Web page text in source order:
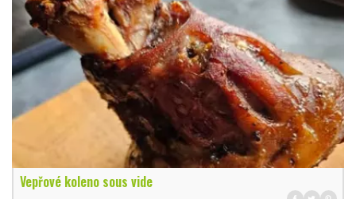
Vepřové koleno sous vide